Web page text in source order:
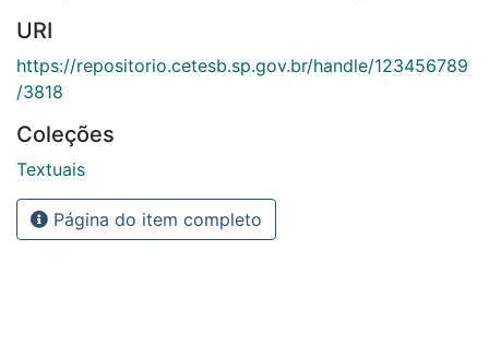
URI
https://repositorio.cetesb.sp.gov.br/handle/123456789
/3818
Coleções
Textuais
Página do item completo